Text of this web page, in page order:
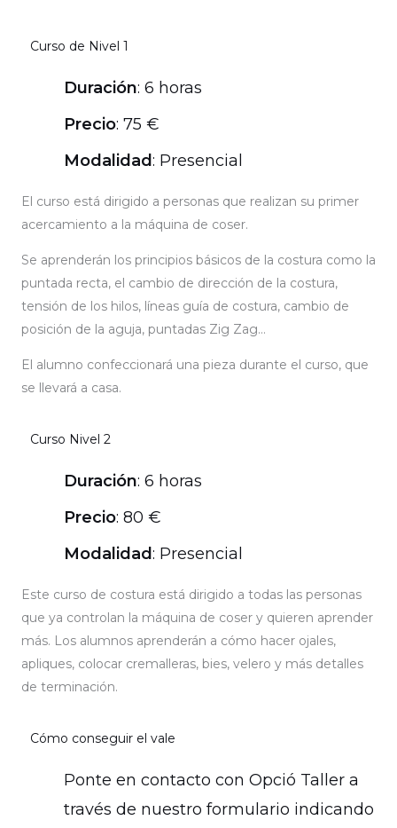
Curso de Nivel 1
Duración: 6 horas
Precio: 75 €
Modalidad: Presencial
El curso está dirigido a personas que realizan su primer
acercamiento a la máquina de coser.
Se aprenderán los principios básicos de la costura como la
puntada recta, el cambio de dirección de la costura,
tensión de los hilos, líneas guía de costura, cambio de
posición de la aguja, puntadas Zig Zag…
El alumno confeccionará una pieza durante el curso, que
se llevará a casa.
Curso Nivel 2
Duración: 6 horas
Precio: 80 €
Modalidad: Presencial
Este curso de costura está dirigido a todas las personas
que ya controlan la máquina de coser y quieren aprender
más. Los alumnos aprenderán a cómo hacer ojales,
apliques, colocar cremalleras, bies, velero y más detalles
de terminación.
Cómo conseguir el vale
Ponte en contacto con Opció Taller a
través de nuestro formulario indicando